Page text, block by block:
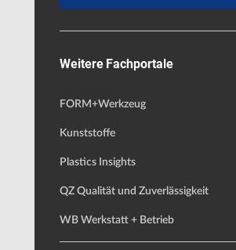
Weitere Fachportale
FORM+Werkzeug
Kunststoffe
Plastics Insights
QZ Qualität und Zuverlässigkeit
WB Werkstatt + Betrieb